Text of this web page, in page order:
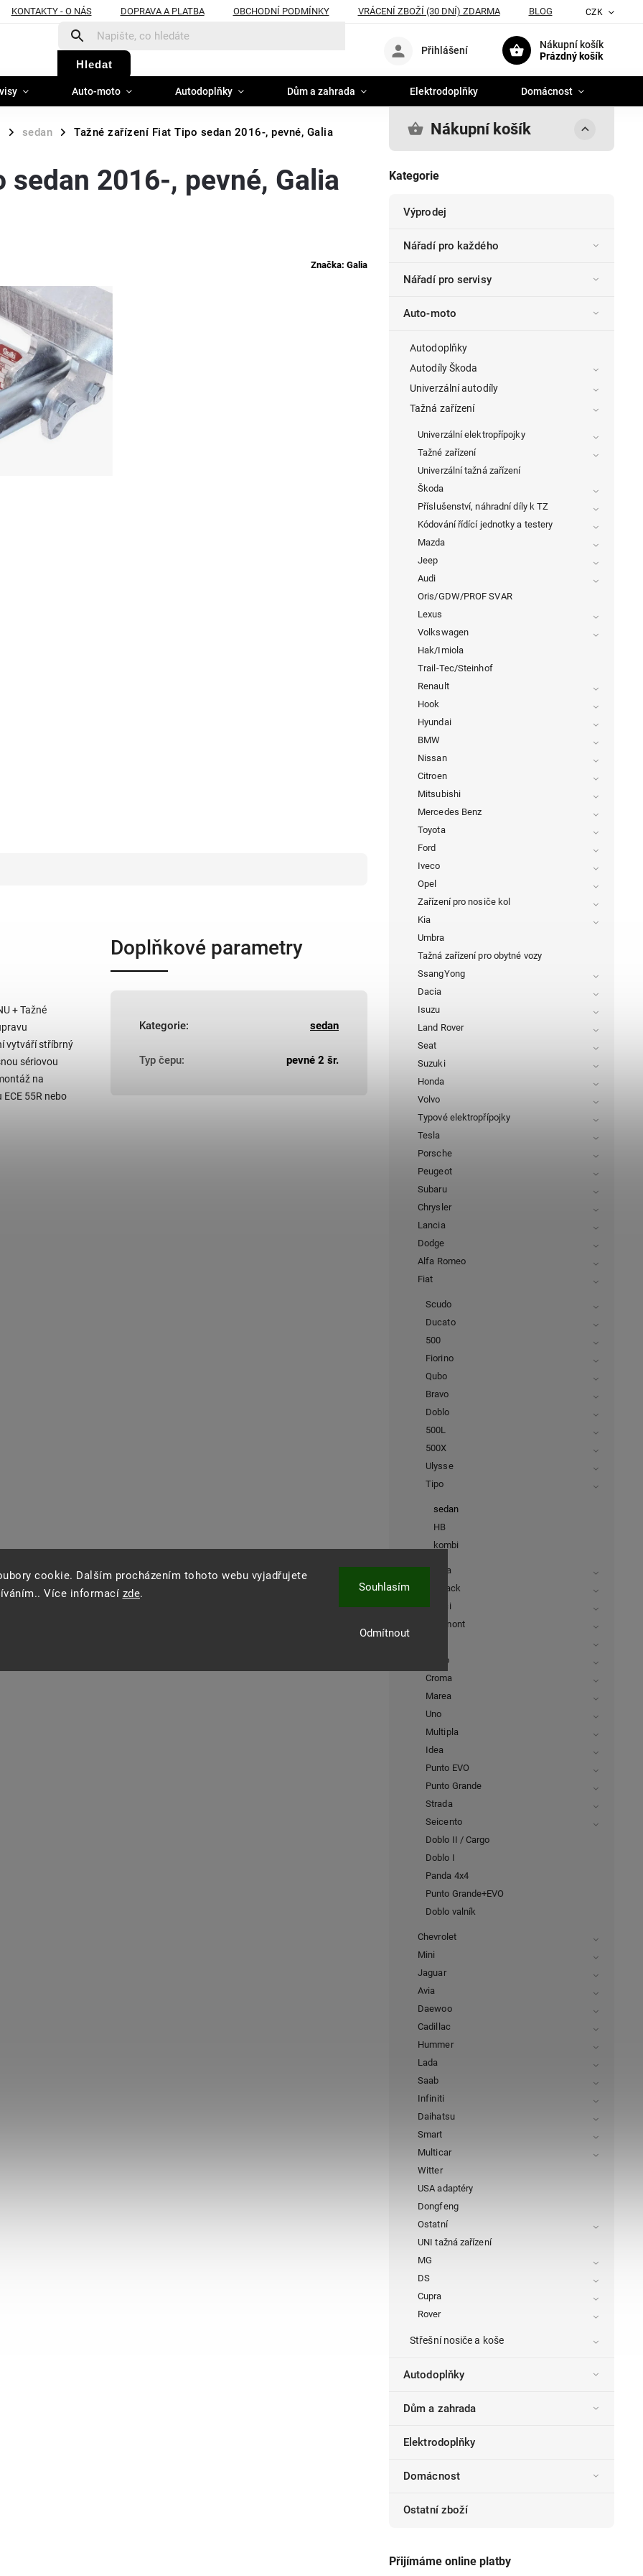
cookie. Dalším procházením tohoto webu vyjadřujete
Více informací zde.
Odmítnout
Souhlasím
KONTAKTY - O NÁS DOPRAVA A PLATBA OBCHODNÍ PODMÍNKY VRÁCENÍ ZBOŽÍ (30 DNÍ) ZDARMA BLOG CZK
Hledat
Nákupní košík
Prázdný košík
Přihlášení
Auto-moto Autodoplňky Dům a zahrada Elektrodoplňky Domácnost
/ sedan / Tažné zařízení Fiat Tipo sedan 2016-, pevné, Galia Nákupní košík
Kategorie
Výprodej
Nářadí pro každého
Nářadí pro servisy
Auto-moto
Autodoplňky
Autodíly Škoda
Univerzální autodíly
Tažná zařízení
Univerzální elektropřípojky
Tažné zařízení
Univerzální tažná zařízení
Škoda
Příslušenství, náhradní díly k TZ
Kódování řídící jednotky a testery
Mazda
Jeep
Audi
Oris/GDW/PROF SVAR
Lexus
Volkswagen
Hak/Imiola
Trail-Tec/Steinhof
Renault
Hook
Hyundai
BMW
Nissan
Citroen
Mitsubishi
Mercedes Benz
Toyota
Ford
Iveco
Opel
Zařízení pro nosiče kol
Kia
Umbra
Tažná zařízení pro obytné vozy
SsangYong
Dacia
Isuzu
Land Rover
Seat
Suzuki
Honda
Volvo
Typové elektropřípojky
Tesla
Porsche
Peugeot
Subaru
Chrysler
Lancia
Dodge
Alfa Romeo
Fiat
Scudo
Ducato
500
Fiorino
Qubo
Bravo
Doblo
500L
500X
Ulysse
Tipo
sedan
HB
kombi
Panda
Fullback
Sedici
Freemont
Punto
Croma
Marea
Uno
Multipla
Idea
Punto EVO
Punto Grande
Strada
Seicento
Doblo II / Cargo
Doblo I
Panda 4x4
Punto Grande+EVO
Doblo valník
Chevrolet
Mini
Jaguar
Avia
Daewoo
Cadillac
Hummer
Lada
Saab
Infiniti
Daihatsu
Smart
Multicar
Witter
USA adaptéry
Dongfeng
Ostatní
UNI tažná zařízení
MG
DS
Cupra
Rover
Střešní nosiče a koše
Autodoplňky
Dům a zahrada
Elektrodoplňky
Domácnost
Ostatní zboží
Přijímáme online platby
2016-, pevné, Galia
Značka: Galia
+ Tažné
vytváří stříbrný
sériovou
na
55R nebo
Doplňkové parametry
Kategorie: sedan
Typ čepu: pevné 2 šr.